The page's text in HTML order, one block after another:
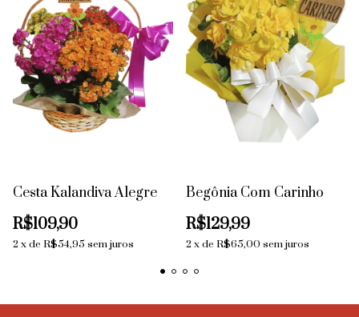
Cesta Kalandiva Alegre
R$109,90
2 xde R$54,95sem juros
Begônia Com Carinho
R$129,99
2 xde R$65,00 sem juros